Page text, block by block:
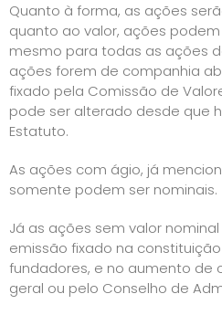
Quanto à forma, as ações
quanto ao valor, ações
mesmo para todas as ações
ações forem de companhia
fixado pela Comissão de
pode ser alterado desde que
Estatuto.
As ações com ágio, já
somente podem ser nominais.
Já as ações sem valor
emissão fixado na
fundadores, e no aumento de
geral ou pelo Conselho de